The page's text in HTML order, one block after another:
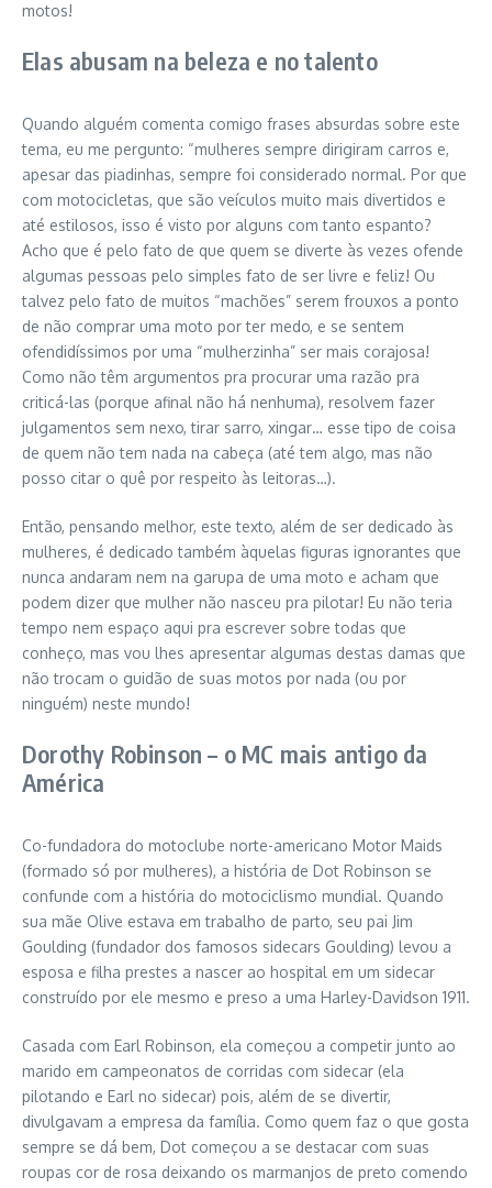
motos!
Elas abusam na beleza e no talento
Quando alguém comenta comigo frases absurdas sobre este
tema, eu me pergunto: “mulheres sempre dirigiram carros e,
apesar das piadinhas, sempre foi considerado normal. Por que
com motocicletas, que são veículos muito mais divertidos e
até estilosos, isso é visto por alguns com tanto espanto?
Acho que é pelo fato de que quem se diverte às vezes ofende
algumas pessoas pelo simples fato de ser livre e feliz! Ou
talvez pelo fato de muitos “machões” serem frouxos a ponto
de não comprar uma moto por ter medo, e se sentem
ofendidíssimos por uma “mulherzinha” ser mais corajosa!
Como não têm argumentos pra procurar uma razão pra
criticá-las (porque afinal não há nenhuma), resolvem fazer
julgamentos sem nexo, tirar sarro, xingar… esse tipo de coisa
de quem não tem nada na cabeça (até tem algo, mas não
posso citar o quê por respeito às leitoras…).
Então, pensando melhor, este texto, além de ser dedicado às
mulheres, é dedicado também àquelas figuras ignorantes que
nunca andaram nem na garupa de uma moto e acham que
podem dizer que mulher não nasceu pra pilotar! Eu não teria
tempo nem espaço aqui pra escrever sobre todas que
conheço, mas vou lhes apresentar algumas destas damas que
não trocam o guidão de suas motos por nada (ou por
ninguém) neste mundo!
Dorothy Robinson – o MC mais antigo da
América
Co-fundadora do motoclube norte-americano Motor Maids
(formado só por mulheres), a história de Dot Robinson se
confunde com a história do motociclismo mundial. Quando
sua mãe Olive estava em trabalho de parto, seu pai Jim
Goulding (fundador dos famosos sidecars Goulding) levou a
esposa e filha prestes a nascer ao hospital em um sidecar
construído por ele mesmo e preso a uma Harley-Davidson 1911.
Casada com Earl Robinson, ela começou a competir junto ao
marido em campeonatos de corridas com sidecar (ela
pilotando e Earl no sidecar) pois, além de se divertir,
divulgavam a empresa da família. Como quem faz o que gosta
sempre se dá bem, Dot começou a se destacar com suas
roupas cor de rosa deixando os marmanjos de preto comendo